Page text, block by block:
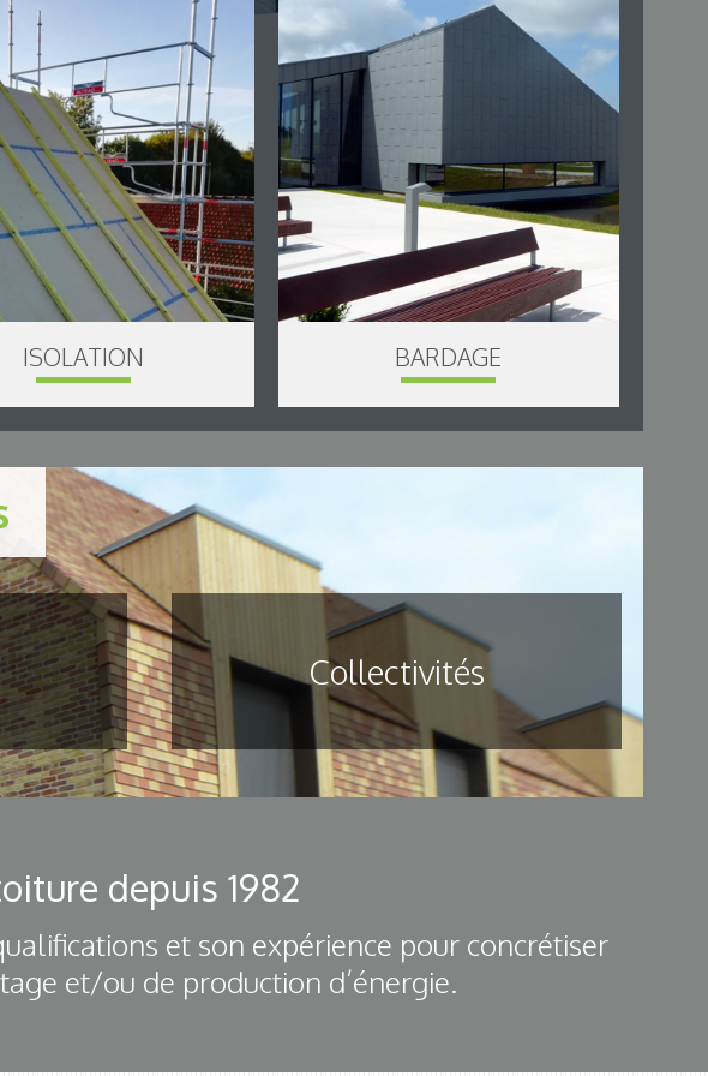
ISOLATION BARDAGE
Collectivités
depuis 1982
et son expérience pour concrétiser
et/ou de production d’énergie.